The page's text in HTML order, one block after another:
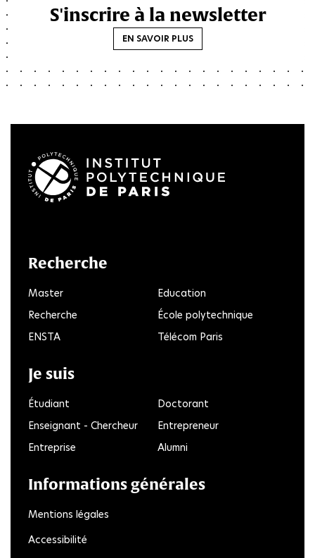
S'inscrire à la newsletter
EN SAVOIR PLUS
Recherche
Master
Education
Recherche
École polytechnique
ENSTA
Télécom Paris
Je suis
Étudiant
Doctorant
Enseignant - Chercheur
Entrepreneur
Entreprise
Alumni
Informations générales
Mentions légales
Accessibilité